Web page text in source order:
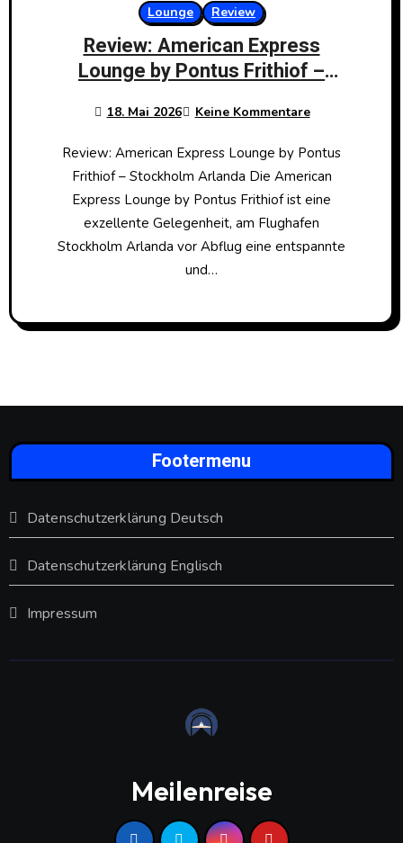
Lounge Review
Review: American Express
Lounge by Pontus Frithiof –
18. Mai 2026 Keine Kommentare
Review: American Express Lounge by Pontus
Frithiof – Stockholm Arlanda Die American
Express Lounge by Pontus Frithiof ist eine
exzellente Gelegenheit, am Flughafen
Stockholm Arlanda vor Abflug eine entspannte
und…
Footermenu
Datenschutzerklärung Deutsch
Datenschutzerklärung Englisch
Impressum
Meilenreise